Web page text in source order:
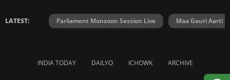
LATEST: Parliament Monsoon Session Live Maa Gauri Aarti
INDIA TODAY DAILYO ICHOWK ARCHIVE